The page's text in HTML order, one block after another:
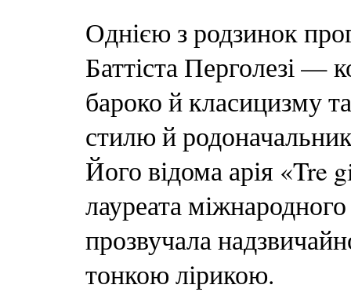
Однією з родзинок
Баттіста Перголезі —
бароко й класицизму
стилю й
Його відома арія «Tre
лауреата
прозвучала
тонкою лірикою.